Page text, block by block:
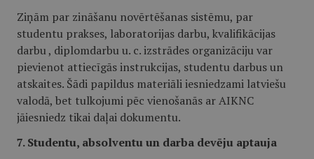
Ziņām par zināšanu novērtēšanas sistēmu, par
studentu prakses, laboratorijas darbu, kvalifikācijas
darbu , diplomdarbu u. c. izstrādes organizāciju var
pievienot attiecīgās instrukcijas, studentu darbus un
atskaites. Šādi papildus materiāli iesniedzami latviešu
valodā, bet tulkojumi pēc vienošanās ar AIKNC
jāiesniedz tikai daļai dokumentu.
7. Studentu, absolventu un darba devēju aptauja